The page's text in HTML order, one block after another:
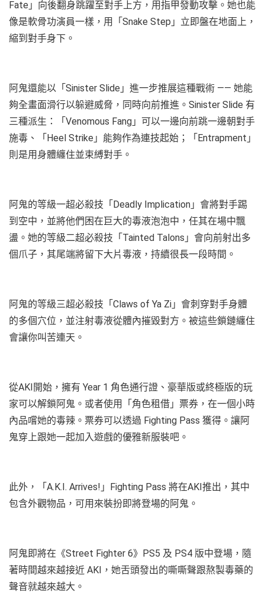
Fate」向後翻身跳躍至對手上方，用指甲發動攻擊。她也能
像是軟骨功演員一樣，用「Snake Step」立即盤在地面上，
縮到對手身下。
阿鬼還能以「Sinister Slide」進一步推展這種戰術 —— 她能
夠全畫面滑行以躲避威脅，同時向前推進。Sinister Slide 有
三種派生：「Venomous Fang」可以一邊向前跳一邊朝對手
施毒、「Heel Strike」能夠作為連技起始；「Entrapment」
則是用身體纏住並束縛對手。
阿鬼的等級一超必殺技「Deadly Implication」會將對手踢
到空中，並將他們困在巨大的毒液泡泡中，任其在場中飄
盪。她的等級二超必殺技「Tainted Talons」會向前射出多
個爪子，其尾端將留下大片毒液，持續很長一段時間。
阿鬼的等級三超必殺技「Claws of Ya Zi」會刺穿對手身體
的多個穴位，並注射毒液從體內摧毀對方。被這些鎖鏈纏住
會讓你叫苦連天。
從AKI開始，擁有 Year 1 角色通行證、豪華版或終極版的玩
家可以解鎖阿鬼。或者使用「角色租借」票券，在一個小時
內品嚐她的毒辣。票券可以透過 Fighting Pass 獲得。讓阿
鬼穿上跟她一起加入遊戲的優雅新服裝吧。
此外，「A.K.I. Arrives!」Fighting Pass 將在AKI推出，其中
包含外觀物品，可用來裝扮即將登場的阿鬼。
阿鬼即將在《Street Fighter 6》PS5 及 PS4 版中登場，隨
著時間越來越接近 AKI，她舌頭發出的嘶嘶聲跟熬製毒藥的
聲音就越來越大。